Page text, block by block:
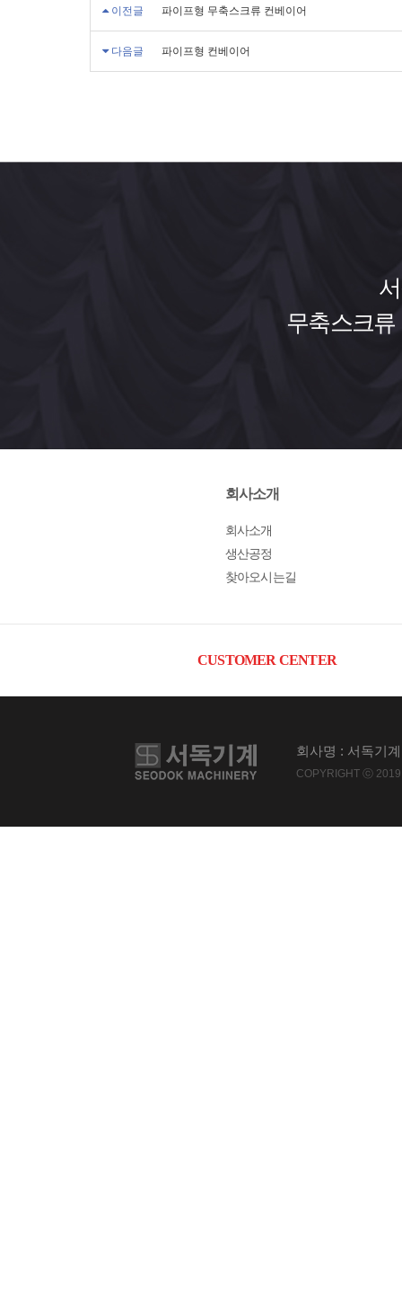
이전글 파이프형 무축스크류 컨베이어
다음글 파이프형 컨베이어
무축스크
회사소개
회사소개
생산공정
찾아오시는길
CUSTOMER CENTER
회사명 : 서독기
COPYRIGHT ⓒ 2019